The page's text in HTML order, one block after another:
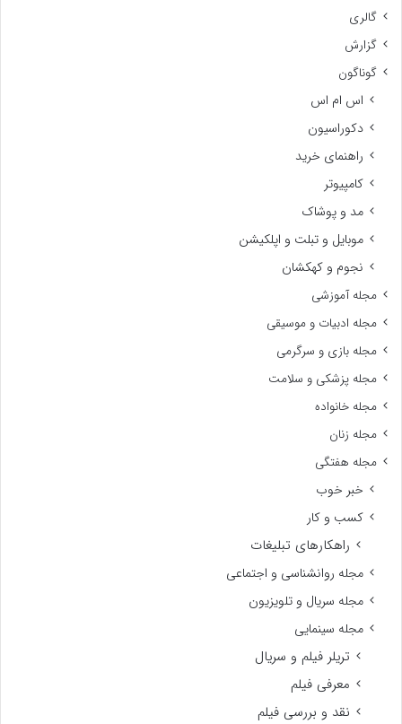
گالری
گزارش
گوناگون
اس ام اس
دکوراسیون
راهنمای خرید
کامپیوتر
مد و پوشاک
موبایل و تبلت و اپلکیشن
نجوم و کهکشان
مجله آموزشی
مجله ادبیات و موسیقی
مجله بازی و سرگرمی
مجله پزشکی و سلامت
مجله خانواده
مجله زنان
مجله هفتگی
خبر خوب
کسب و کار
راهکارهای تبلیغات
مجله روانشناسی و اجتماعی
مجله سریال و تلویزیون
مجله سینمایی
تریلر فیلم و سریال
معرفی فیلم
نقد و بررسی فیلم